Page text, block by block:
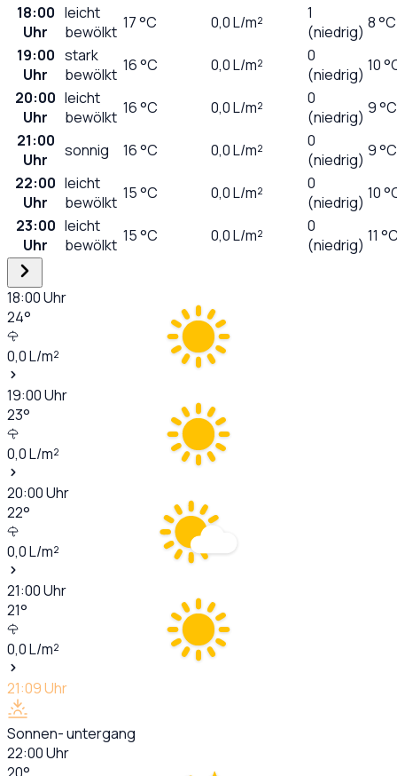
18:00
Uhr
leicht
bewölkt 17°C 0,0L/m²
1
(niedrig) 8 °C
19:00
Uhr
stark
bewölkt 16°C 0,0L/m²
0
(niedrig) 10
20:00
Uhr
leicht
bewölkt 16°C 0,0L/m²
0
(niedrig) 9 °C
21:00
Uhr
sonnig 16°C 0,0L/m²
0
(niedrig) 9 °C
22:00
Uhr
leicht
bewölkt 15°C 0,0L/m²
0
(niedrig) 10
23:00
Uhr
leicht
bewölkt 15°C 0,0L/m²
0
(niedrig) 11
18:00Uhr
24°
0,0L/m²
19:00Uhr
23°
0,0L/m²
20:00Uhr
22°
0,0L/m²
21:00Uhr
21°
0,0L/m²
21:09Uhr
Sonnen- untergang
22:00Uhr